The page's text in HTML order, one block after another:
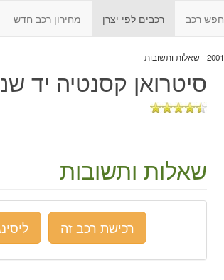
חפש רכב רכבים לפי יצרן מחירון רכב חדש
סיטרואן קסנטיה יד שנייה 1993 -
שאלות ותשובות
רכישת רכב זה